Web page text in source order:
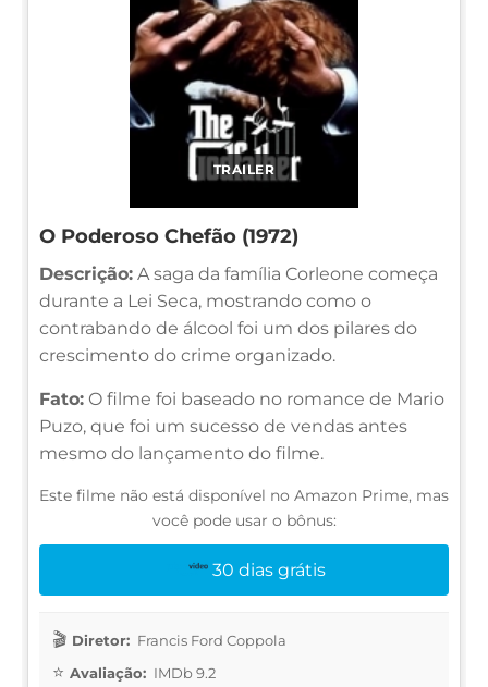
TRAILER
O Poderoso Chefão (1972)
Descrição: A saga da família Corleone começa
durante a Lei Seca, mostrando como o
contrabando de álcool foi um dos pilares do
crescimento do crime organizado.
Fato: O filme foi baseado no romance de Mario
Puzo, que foi um sucesso de vendas antes
mesmo do lançamento do filme.
Este filme não está disponível no Amazon Prime, mas
você pode usar o bônus:
30 dias grátis
Diretor: Francis Ford Coppola
Avaliação: IMDb 9.2